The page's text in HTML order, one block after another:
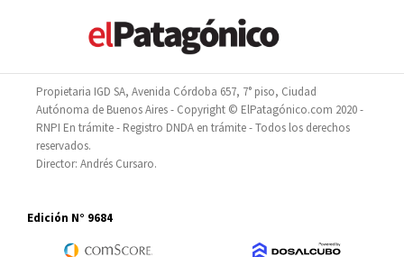
Propietaria IGD SA, Avenida Córdoba 657, 7° piso, Ciudad
Autónoma de Buenos Aires - Copyright © ElPatagónico.com 2020 -
RNPI En trámite - Registro DNDA en trámite - Todos los derechos
reservados.
Director: Andrés Cursaro.
Edición N° 9684